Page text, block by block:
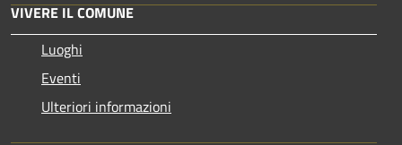
VIVERE IL COMUNE
Luoghi
Eventi
Ulteriori informazioni